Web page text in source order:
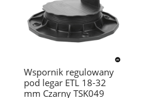
Wspornik regulowany
pod legar ETL 18-32
mm Czarny TSK049